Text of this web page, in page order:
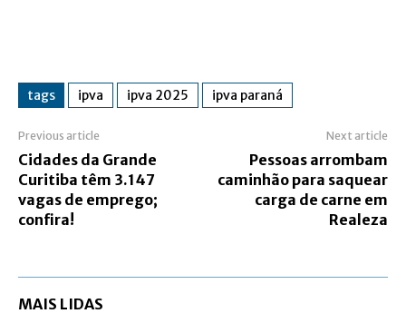
tags ipva ipva 2025 ipva paraná
Previous article
Cidades da Grande
Curitiba têm 3.147
vagas de emprego;
confira!
Next article
Pessoas arrombam
caminhão para saquear
carga de carne em
Realeza
MAIS LIDAS